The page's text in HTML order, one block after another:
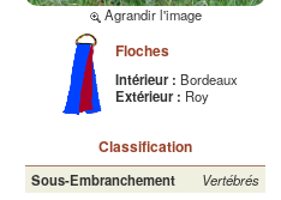
Agrandir l'image
Floches
Intérieur : Bordeaux
Extérieur : Roy
Classification
Sous-Embranchement
Vertébrés